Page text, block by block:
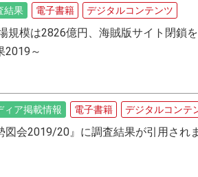
結果 電子書籍 デジタルコンテンツ
規模は2826億円、海賊版サイト閉鎖
2019～
ィア掲載情報 電子書籍 デジタルコンテ
図会2019/20』に調査結果が引用され